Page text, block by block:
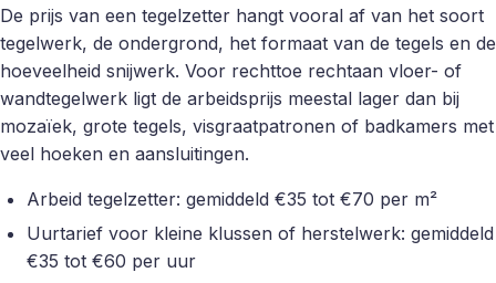
De prijs van een tegelzetter hangt vooral af van het soort
tegelwerk, de ondergrond, het formaat van de tegels en de
hoeveelheid snijwerk. Voor rechttoe rechtaan vloer- of
wandtegelwerk ligt de arbeidsprijs meestal lager dan bij
mozaïek, grote tegels, visgraatpatronen of badkamers met
veel hoeken en aansluitingen.
Arbeid tegelzetter: gemiddeld €35 tot €70 per m²
Uurtarief voor kleine klussen of herstelwerk: gemiddeld
€35 tot €60 per uur